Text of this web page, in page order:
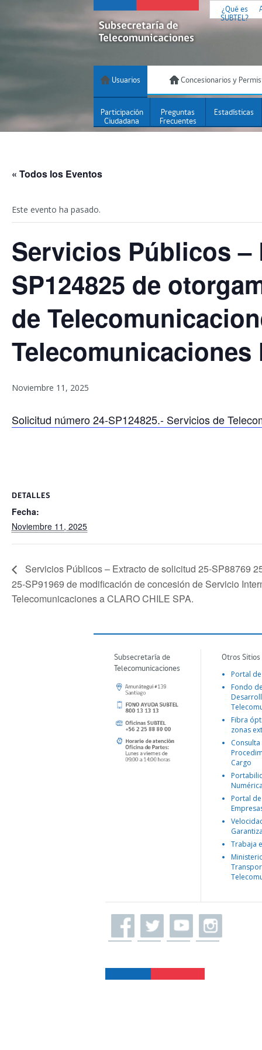
¿Qué es
SUBTEL?
Usuarios Concesionarios y
Participación
Ciudadana
Preguntas
Frecuentes
Estadísticas
« Todos los Eventos
Este evento ha pasado.
Servicios Públicos
SP124825 de
de
Telecomunicaciones
Noviembre 11, 2025
Solicitud número 24-SP124825.- Servicios de
DETALLES
Fecha:
Noviembre 11, 2025
Servicios Públicos – Extracto de solicitud 25-SP88769
25-SP91969 de modificación de concesión de Servicio
Telecomunicaciones a CLARO CHILE SPA.
Subsecretaría de
Telecomunicaciones
Otros
Portal
Fondo
Fibra
zonas
Consulta
Cargo
Portal
Trabaja